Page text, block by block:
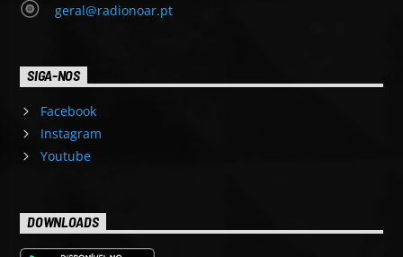
geral@radionoar.pt
SIGA-NOS
Facebook
Instagram
Youtube
DOWNLOADS